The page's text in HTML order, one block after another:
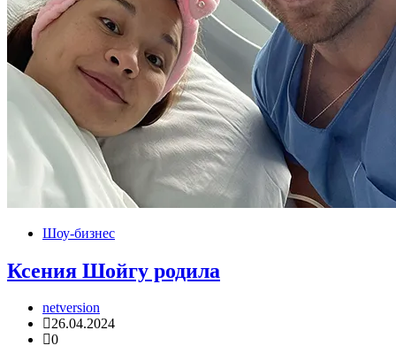
Шоу-бизнес
Ксения Шойгу родила
netversion
26.04.2024
0